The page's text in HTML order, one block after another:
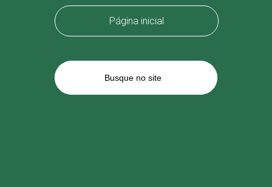
Página inicial